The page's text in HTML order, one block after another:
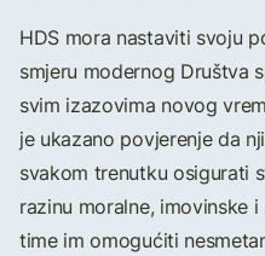
HDS mora nastaviti svoju
smjeru modernog Društva
svim izazovima novog
je ukazano povjerenje da
svakom trenutku osigurati
razinu moralne, imovinske
time im omogućiti